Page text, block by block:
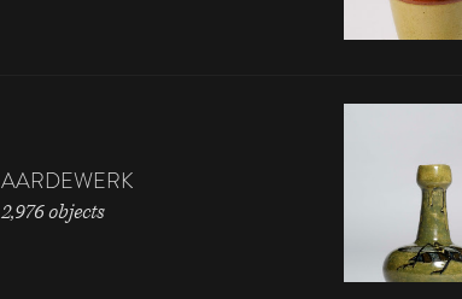
AARDEWERK
2,976 objects